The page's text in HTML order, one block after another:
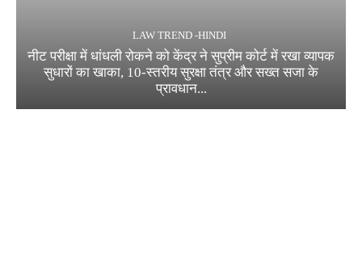
LAW TREND -HINDI
नीट परीक्षा में धांधली रोकने को केंद्र ने सुप्रीम कोर्ट में रखा व्यापक
सुधारों का खाका, 10-स्तरीय सुरक्षा तंत्र और सख्त सजा के
प्रावधान...